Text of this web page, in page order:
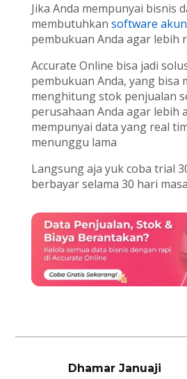
Jika Anda mempunyai bisnis
membutuhkan software
pembukuan Anda agar lebih
Accurate Online bisa jadi
pembukuan Anda, yang bisa
menghitung stok penjualan
perusahaan Anda agar lebih
mempunyai data yang real
menunggu lama
Langsung aja yuk coba trial
berbayar selama 30 hari
Dhamar Januaji